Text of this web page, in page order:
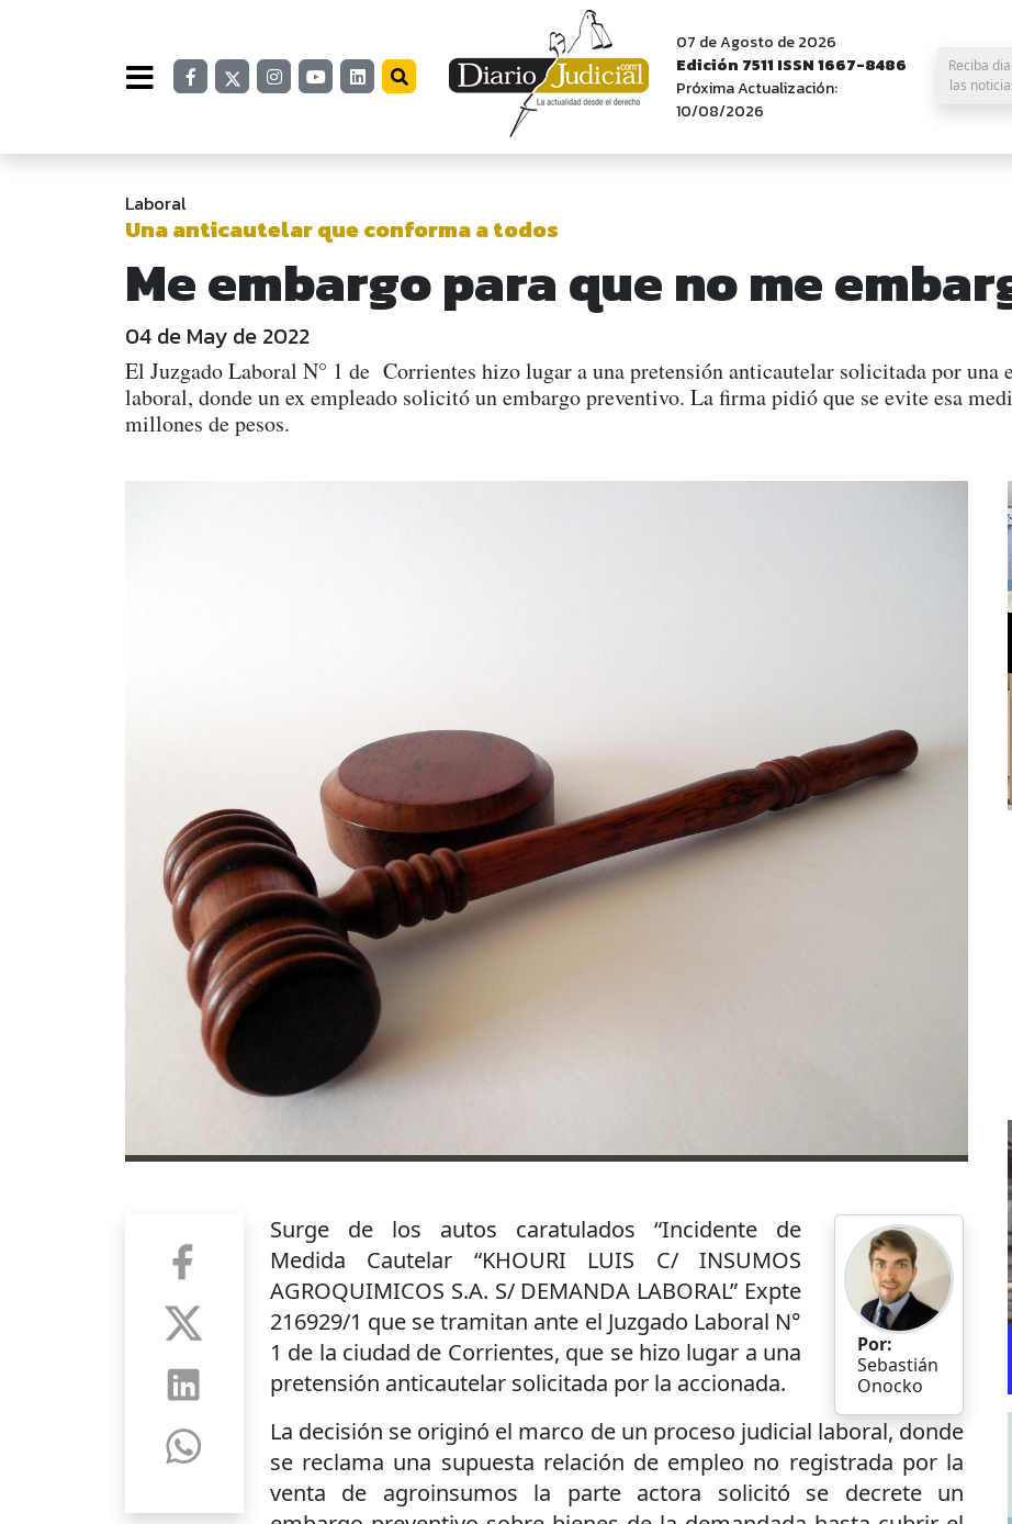
07 de Agosto de 2026
Edición 7511 ISSN 1667-8486
Próxima Actualización:
10/08/2026
Reciba
las
Laboral
Una anticautelar que conforma a todos
Me embargo para que no me
04 de May de 2022
El Juzgado Laboral N° 1 de Corrientes hizo lugar a una pretensión anticautelar solicitada por una
laboral, donde un ex empleado solicitó un embargo preventivo. La firma pidió que se evite esa
millones de pesos.
Por:
Sebastián
Onocko
Surge de los autos caratulados “Incidente de
Medida Cautelar “KHOURI LUIS C/ INSUMOS
AGROQUIMICOS S.A. S/ DEMANDA LABORAL” Expte
216929/1 que se tramitan ante el Juzgado Laboral N°
1 de la ciudad de Corrientes, que se hizo lugar a una
pretensión anticautelar solicitada por la accionada.
La decisión se originó el marco de un proceso judicial laboral, donde
se reclama una supuesta relación de empleo no registrada por la
venta de agroinsumos la parte actora solicitó se decrete un